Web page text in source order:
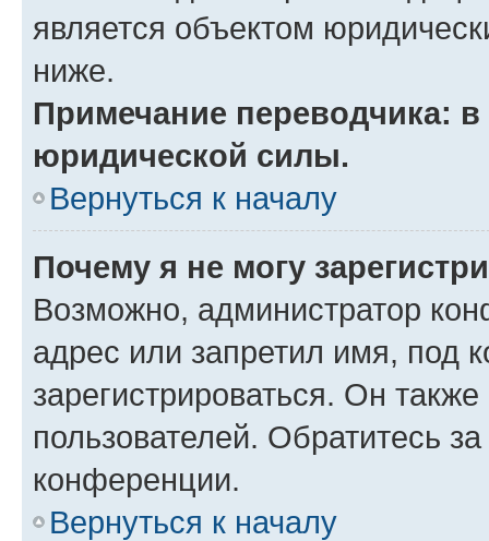
является объектом
ниже.
Примечание переводчика:
юридической силы.
Вернуться к началу
Почему я не могу
Возможно, администратор
адрес или запретил имя, под
зарегистрироваться. Он
пользователей. Обратитесь
конференции.
Вернуться к началу